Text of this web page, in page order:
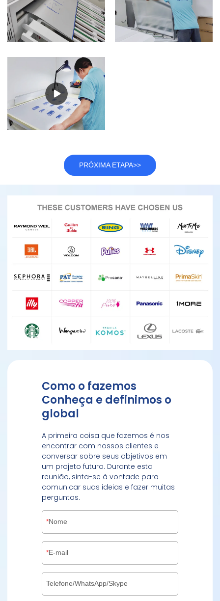
PRÓXIMA ETAPA>>
Como o fazemos
Conheça e definimos o
global
A primeira coisa que fazemos é nos
encontrar com nossos clientes e
conversar sobre seus objetivos em
um projeto futuro. Durante esta
reunião, sinta-se à vontade para
comunicar suas ideias e fazer muitas
perguntas.
Nome
E-mail
Telefone/WhatsApp/Skype